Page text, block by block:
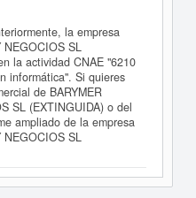
la empresa
NEGOCIOS SL
la actividad CNAE "6210
informática". Si quieres
de BARYMER
SL (EXTINGUIDA) o del
ampliado de la empresa
NEGOCIOS SL